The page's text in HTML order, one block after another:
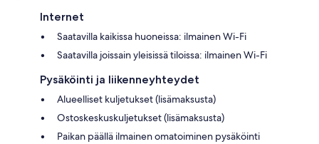
Internet
Saatavilla kaikissa huoneissa: ilmainen Wi-Fi
Saatavilla joissain yleisissä tiloissa: ilmainen Wi-Fi
Pysäköinti ja liikenneyhteydet
Alueelliset kuljetukset (lisämaksusta)
Ostoskeskuskuljetukset (lisämaksusta)
Paikan päällä ilmainen omatoiminen pysäköinti